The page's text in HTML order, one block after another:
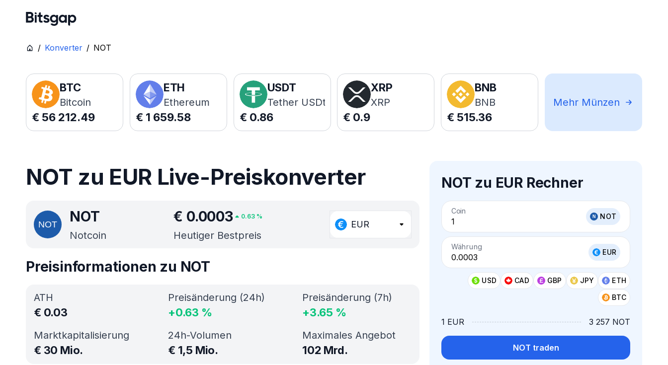
/ Konverter / NOT
BTC
Bitcoin
€ 56 212.49
ETH
Ethereum
€ 1 659.58
USDT
Tether USDt
€ 0.86
XRP
XRP
€ 0.9
BNB
BNB
€ 515.36
Mehr Münzen
NOT zu EUR Live-Preiskonverter
NOT
Notcoin
€ 0.0003 0.63%
Heutiger Bestpreis
EUR
NOT zu EUR Rechner
Coin
NOT
Währung
EUR
USD CAD GBP JPY
ETH
BTC
1 EUR 3 257 NOT
NOT traden
Preisinformationen zu NOT
ATH
€ 0.03
Marktkapitalisierung
€ 30 Mio.
Preisänderung (24h)
+0.63 %
Preisänderung (7h)
+3.65 %
24h-Volumen
€ 1,5 Mio.
Maximales Angebot
102 Mrd.